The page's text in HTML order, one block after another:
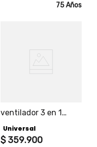
75 Años
ventilador 3 en 1
universal 3
velocidades negro
Universal
$359.900